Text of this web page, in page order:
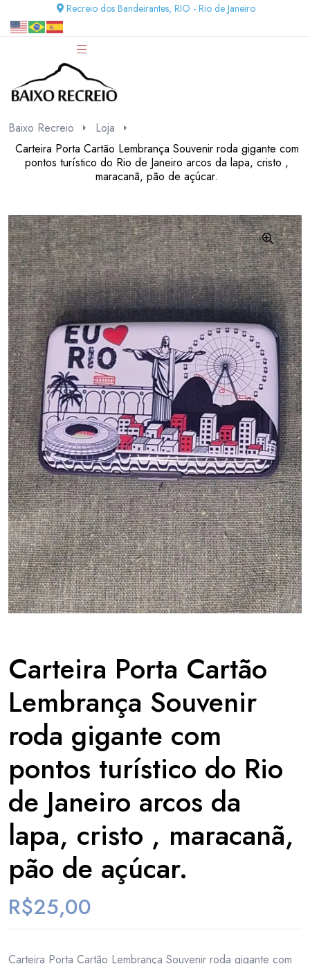
Recreio dos Bandeirantes, RIO - Rio de Janeiro
Baixo Recreio
Loja
Carteira Porta Cartão Lembrança Souvenir roda gigante com
pontos turístico do Rio de Janeiro arcos da lapa, cristo ,
maracanã, pão de açúcar.
Carteira Porta Cartão
Lembrança Souvenir
roda gigante com
pontos turístico do Rio
de Janeiro arcos da
lapa, cristo , maracanã,
pão de açúcar.
R$25,00
Carteira Porta Cartão Lembrança Souvenir roda gigante com